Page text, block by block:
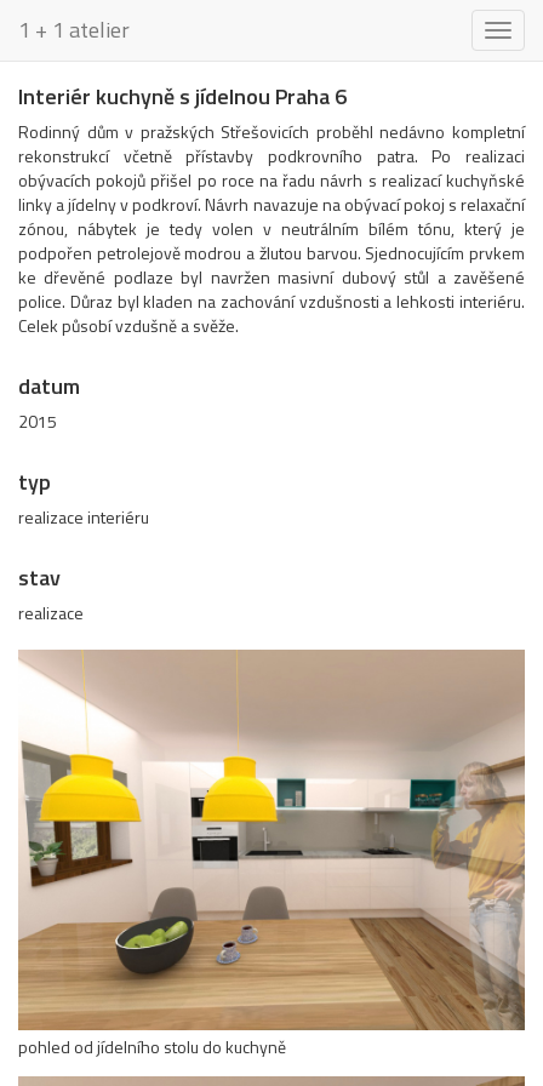
Toggle
1 + 1 atelier
Interiér kuchyně s jídelnou Praha 6
Rodinný dům v pražských Střešovicích proběhl nedávno kompletní
rekonstrukcí včetně přístavby podkrovního patra. Po realizaci
obývacích pokojů přišel po roce na řadu návrh s realizací kuchyňské
linky a jídelny v podkroví. Návrh navazuje na obývací pokoj s relaxační
zónou, nábytek je tedy volen v neutrálním bílém tónu, který je
podpořen petrolejově modrou a žlutou barvou. Sjednocujícím prvkem
ke dřevěné podlaze byl navržen masivní dubový stůl a zavěšené
police. Důraz byl kladen na zachování vzdušnosti a lehkosti interiéru.
Celek působí vzdušně a svěže.
datum
2015
typ
realizace interiéru
stav
realizace
pohled od jídelního stolu do kuchyně